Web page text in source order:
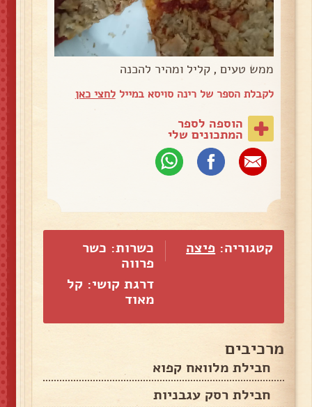
ממש טעים , קליל ומהיר להכנה
לקבלת הספר של רינה סויסא במייללחצי כאן
הוספה לספר
המתכונים שלי
קטגוריה: פיצה
כשרות: כשר
פרווה
דרגת קושי: קל
מאוד
מרכיבים
חבילת מלוואח קפוא
חבילת רסק עגבניות